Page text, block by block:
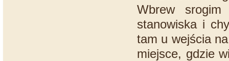
Wbrew srogim
stanowiska i
tam u wejścia
miejsce, gdzie